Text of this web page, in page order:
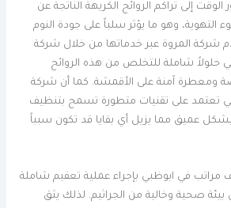
إلى تراكم الروائح الكريهة الناتجة عن
التهوية، وهو ما يؤثر سلباً على جودة النوم
شركة المروة عبر خدماتها من خلال شركة
حلولاً شاملة للتخلص من هذه الروائح
ومعطرة آمنة على الأقمشة. كما أن شركة
تعتمد على تقنيات متطورة تسمح بتنظيف
بشكل عميق مما يزيل أي بقايا قد تكون سبباً
في ابوظبي بإجراء عملية تعقيم شاملة
بيئة صحية وخالية من الجراثيم. لذلك يثق